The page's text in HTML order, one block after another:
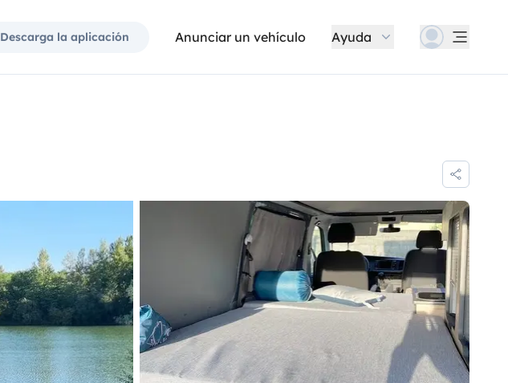
Descarga la aplicación Anunciar un vehículo Ayuda